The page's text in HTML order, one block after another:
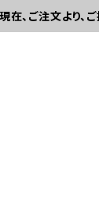
現在、ご注文より